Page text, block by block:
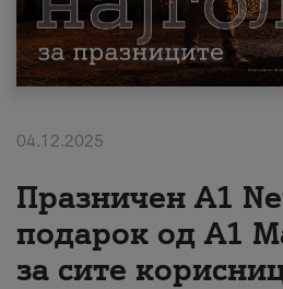
Поддршка
Надополни кредит
За нас
#ПодобарОнлајн
04.12.2025
Празничен A1
подарок од А1
за сите